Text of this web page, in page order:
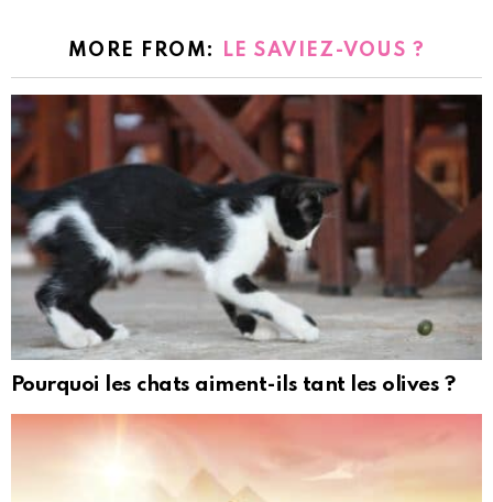
MORE FROM: LE SAVIEZ-VOUS ?
Pourquoi les chats aiment-ils tant les olives ?